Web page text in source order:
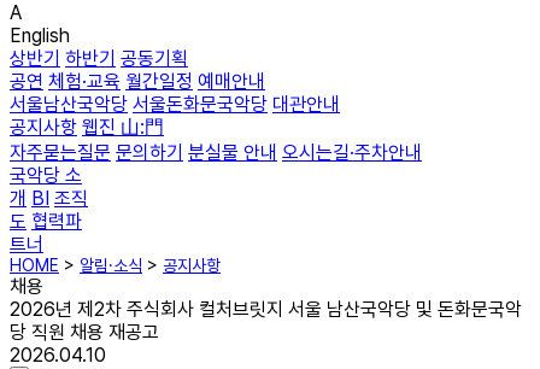
A
English
상반기 하반기 공동기획
공연 체험·교육 월간일정 예매안내
서울남산국악당 서울돈화문국악당 대관안내
공지사항 웹진 山:門
자주묻는질문 문의하기 분실물 안내 오시는길·주차안내
국악당 소
개 BI 조직
도 협력파
트너
HOME > 알림·소식 > 공지사항
채용
2026년 제2차 주식회사 컬처브릿지 서울 남산국악당 및 돈화문국악
당 직원 채용 재공고
2026.04.10